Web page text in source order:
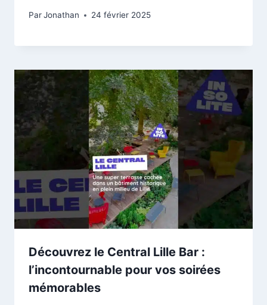
ParJonathan 24 février 2025
Découvrez le Central Lille Bar :
l’incontournable pour vos soirées
mémorables